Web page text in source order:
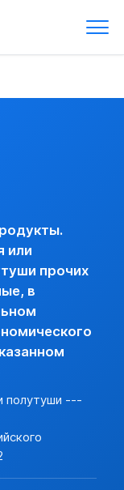
или охлажденные,
ИЛИ
преф. ЛП)
или
прочих
в
полутуши ---